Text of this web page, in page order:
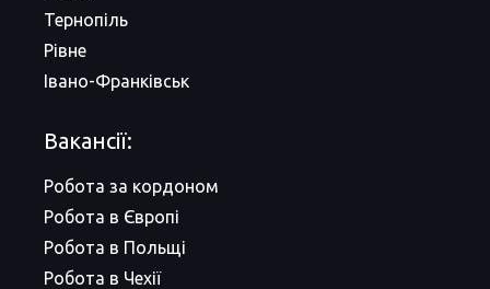
Тернопіль
Рівне
Івано-Франківськ
Вакансії:
Робота за кордоном
Робота в Європі
Робота в Польщі
Робота в Чехії